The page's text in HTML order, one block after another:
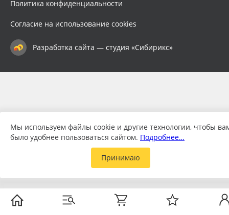
Политика конфиденциальности
Согласие на использование cookies
Разработка сайта — студия «Сибирикс»
Мы используем файлы cookie и другие технологии, чтобы
было удобнее пользоваться сайтом. Подробнее…
Принимаю